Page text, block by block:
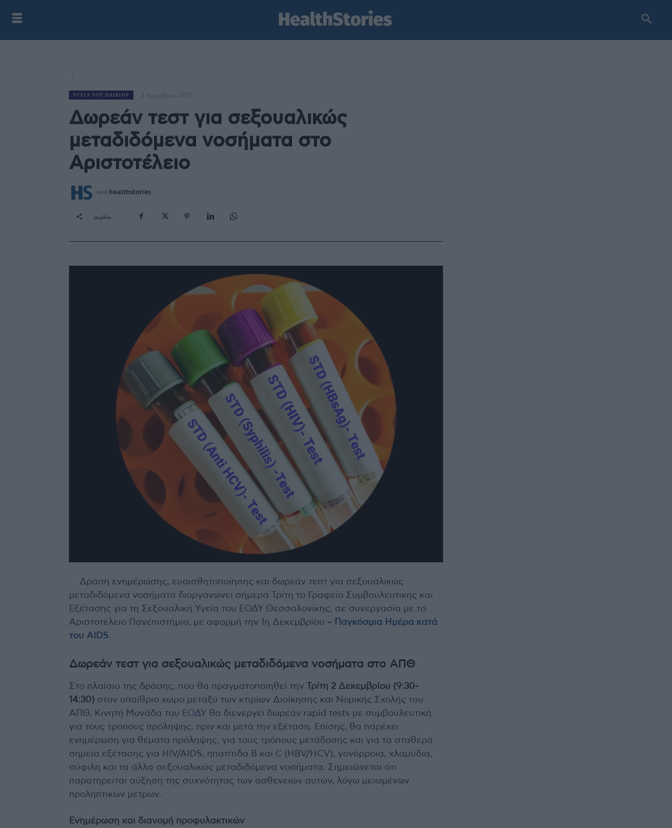
ΥΓΕΊΑ ΤΟΥ ΠΑΙΔΙΟΎ 2 Δεκεμβρίου 2025
Δωρεάν τεστ για σεξουαλικώς
μεταδιδόμενα νοσήματα στο
Αριστοτέλειο
από healthstories
μερίδιο
Δράση ενημέρωσης, ευαισθητοποίησης και δωρεάν τεστ για σεξουαλικώς
μεταδιδόμενα νοσήματα διοργανώνει σήμερα Τρίτη το Γραφείο Συμβουλευτικής και
Εξέτασης για τη Σεξουαλική Υγεία του ΕΟΔΥ Θεσσαλονίκης, σε συνεργασία με το
Αριστοτέλειο Πανεπιστήμιο, με αφορμή την 1η Δεκεμβρίου –
Παγκόσμια Ημέρα κατά
του AIDS.
Δωρεάν τεστ για σεξουαλικώς μεταδιδόμενα νοσήματα στο ΑΠΘ
Στο πλαίσιο της δράσης, που θα πραγματοποιηθεί την
Τρίτη 2 Δεκεμβρίου (9:30-
14:30) στον υπαίθριο χώρο μεταξύ των κτιρίων Διοίκησης και Νομικής Σχολής του
ΑΠΘ, Κινητή Μονάδα του ΕΟΔΥ θα διενεργεί δωρεάν rapid tests με συμβουλευτική
για τους τρόπους πρόληψης, πριν και μετά την εξέταση. Επίσης, θα παρέχει
ενημέρωση για θέματα πρόληψης, για τους τρόπους μετάδοσης και για τα σταθερά
σημεία εξέτασης για HIV/AIDS, ηπατίτιδα Β και C (HBV/HCV), γονόρροια, χλαμύδια,
σύφιλη και τα άλλα σεξουαλικώς μεταδιδόμενα νοσήματα. Σημειώνεται ότι
παρατηρείται αύξηση της συχνότητας των ασθενειών αυτών, λόγω μειωμένων
προληπτικών μέτρων.
Ενημέρωση και διανομή προφυλακτικών